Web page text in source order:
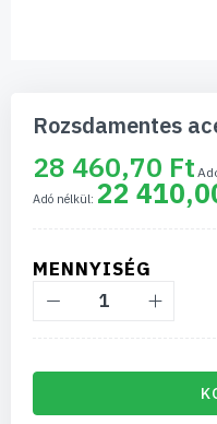
képgaléria
elejére
Rozsdamentes
28 460,70 Ft
22
MENNYISÉG